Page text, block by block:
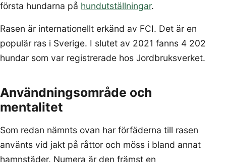
första hundarna på hundutställningar.
Rasen är internationellt erkänd av FCI. Det är en
populär ras i Sverige. I slutet av 2021 fanns 4 202
hundar som var registrerade hos Jordbruksverket.
Användningsområde och
mentalitet
Som redan nämnts ovan har förfäderna till rasen
använts vid jakt på råttor och möss i bland annat
hamnstäder. Numera är den främst en